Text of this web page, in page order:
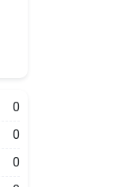
0
0
0